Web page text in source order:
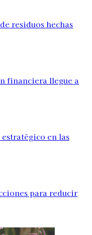
residuos hechas
financiera llegue a
en las
para reducir